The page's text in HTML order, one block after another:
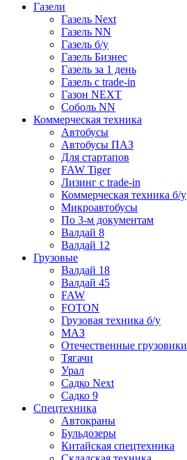
Газели
Газель Next
Газель NN
Газель б/у
Газель Бизнес
Газель за 1 день
Газель с trade-in
Газон NEXT
Соболь NN
Коммерческая техника
Автобусы
Автобусы ПАЗ
Для стартапов
FAW Tiger
Лизинг с trade-in
Коммерческая техника б/у
Микроавтобусы
По 3-м документам
Валдай 8
Валдай 12
Грузовые
Валдай 18
Валдай 45
FAW
FOTON
Грузовая техника б/у
МАЗ
Отечественные грузовики
Тягачи
Урал
Садко Next
Садко 9
Спецтехника
Автокраны
Бульдозеры
Китайская спецтехника